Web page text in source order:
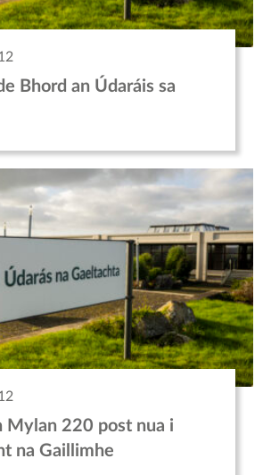
Bhord an Údaráis sa
Mylan 220 post nua i
na Gaillimhe